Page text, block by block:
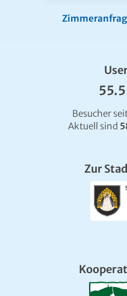
Besucher
Aktuell sind
Zur